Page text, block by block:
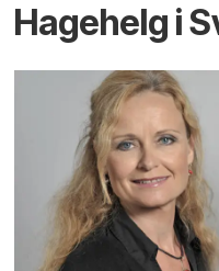
Hagehelg i